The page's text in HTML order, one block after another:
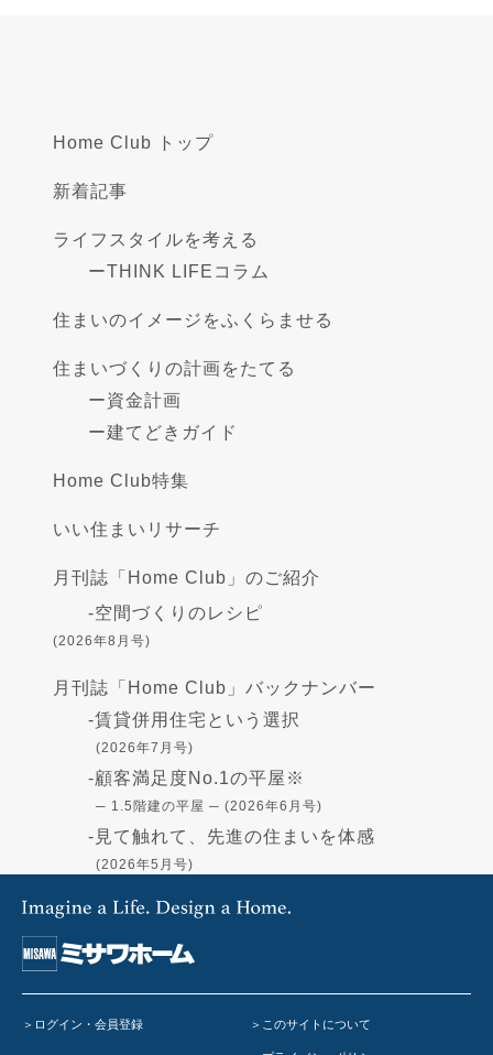
Home Club トップ
新着記事
ライフスタイルを考える
ーTHINK LIFEコラム
住まいのイメージをふくらませる
住まいづくりの計画をたてる
ー資金計画
ー建てどきガイド
Home Club特集
いい住まいリサーチ
月刊誌「Home Club」のご紹介
-空間づくりのレシピ
(2026年8月号)
月刊誌「Home Club」バックナンバー
-賃貸併用住宅という選択
(2026年7月号)
-顧客満足度No.1の平屋※
─ 1.5階建の平屋 ─ (2026年6月号)
- 見て触れて、先進の住まいを体感
(2026年5月号)
(2026年4月号)
-住まいづくりの資金
ログイン・会員登録 このサイトについて